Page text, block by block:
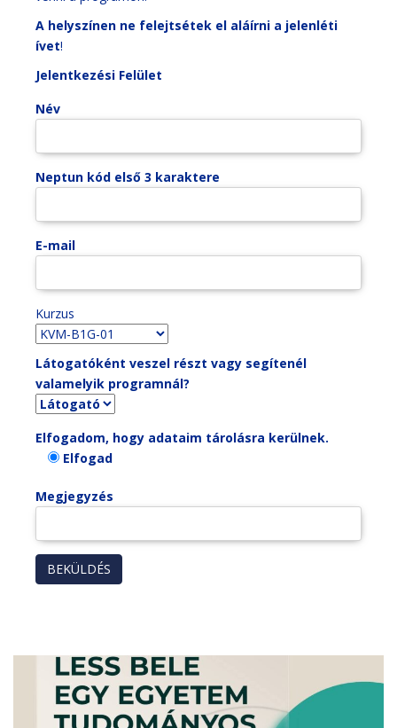
A helyszínen ne felejtsétek el aláírni a jelenléti
ívet!
Jelentkezési Felület
Név
Neptun kód első 3 karaktere
E-mail
Kurzus
Látogatóként veszel részt vagy segítenél
valamelyik programnál?
Elfogadom, hogy adataim tárolásra kerülnek.
Elfogad
Megjegyzés